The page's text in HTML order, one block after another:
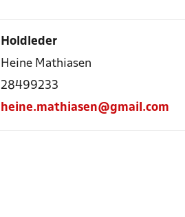
Holdleder
Heine Mathiasen
28499233
heine.mathiasen@gmail.com